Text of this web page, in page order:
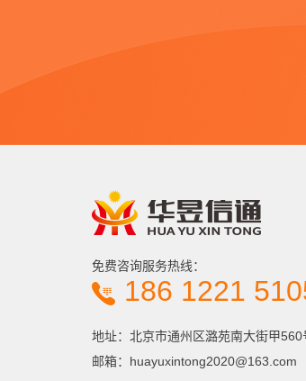
免费咨询服务热线：
186 1221
地址：北京市通州区潞苑南大街甲560
邮箱：huayuxintong2020@163.com